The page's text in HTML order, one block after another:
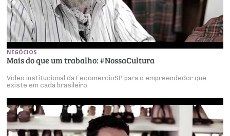
NEGÓCIOS
Mais do que um trabalho: #NossaCultura
Vídeo institucional da FecomercioSP para o empreendedor que
existe em cada brasileiro.